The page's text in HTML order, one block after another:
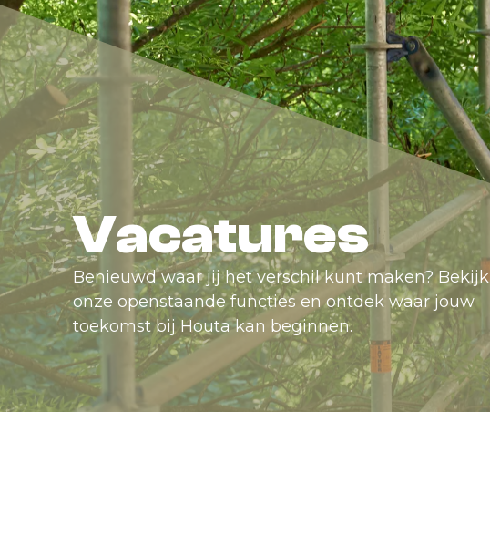
Vacatures
Benieuwd waar jij het verschil kunt maken? Bekijk
onze openstaande functies en ontdek waar jouw
toekomst bij Houta kan beginnen.